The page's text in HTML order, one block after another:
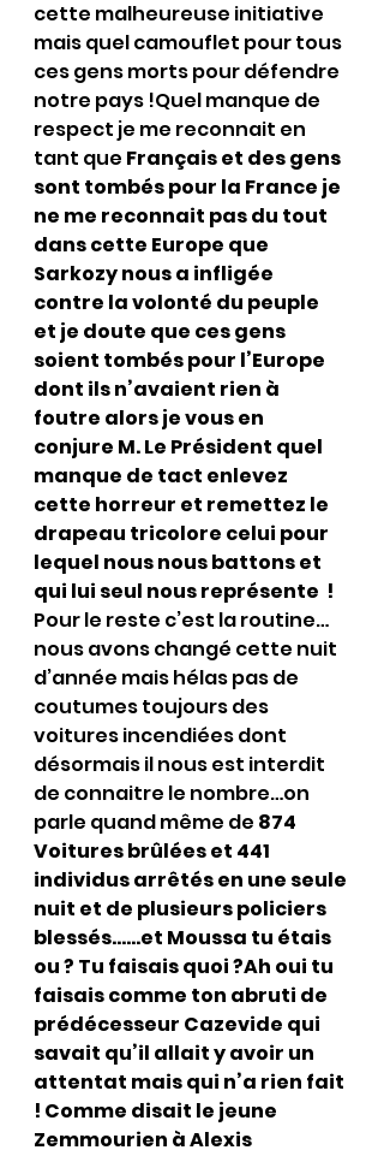
cette malheureuse initiative
mais quel camouflet pour tous
ces gens morts pour défendre
notre pays !Quel manque de
respect je me reconnait en
tant que Français et des gens
sont tombés pour la France je
ne me reconnait pas du tout
dans cette Europe que
Sarkozy nous a infligée
contre la volonté du peuple
et je doute que ces gens
soient tombés pour l’Europe
dont ils n’avaient rien à
foutre alors je vous en
conjure M. Le Président quel
manque de tact enlevez
cette horreur et remettez le
drapeau tricolore celui pour
lequel nous nous battons et
qui lui seul nous représente  !
Pour le reste c’est la routine…
nous avons changé cette nuit
d’année mais hélas pas de
coutumes toujours des
voitures incendiées dont
désormais il nous est interdit
de connaitre le nombre…on
parle quand même de 874
Voitures brûlées et 441
individus arrêtés en une seule
nuit et de plusieurs policiers
blessés……et Moussa tu étais
ou ? Tu faisais quoi ?Ah oui tu
faisais comme ton abruti de
prédécesseur Cazevide qui
savait qu’il allait y avoir un
attentat mais qui n’a rien fait
! Comme disait le jeune
Zemmourien à Alexis